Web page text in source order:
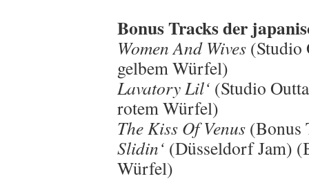
Bonus Tracks der
Women And Wives (Studio
gelbem Würfel)
Lavatory Lil‘ (Studio
rotem Würfel)
The Kiss Of Venus (Bonus
Slidin‘ (Düsseldorf Jam)
Würfel)